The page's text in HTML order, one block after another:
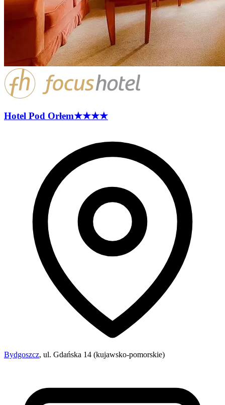
Hotel Pod Orłem★★★★
Bydgoszcz, ul. Gdańska 14 (kujawsko-pomorskie)